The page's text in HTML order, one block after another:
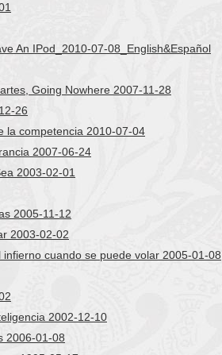
An IPod_2010-07-08_English&Español
Going Nowhere 2007-11-28
26
la competencia 2010-07-04
2007-06-24
2003-02-01
2005-11-12
2003-02-02
cuando se puede volar 2005-01-08
2002-12-10
2006-01-08